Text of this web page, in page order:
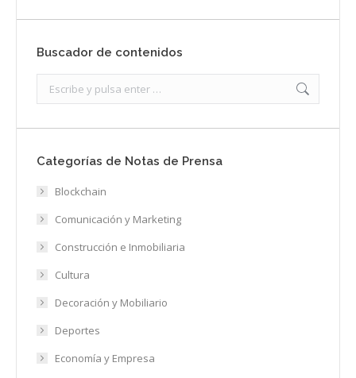
Buscador de contenidos
Categorías de Notas de Prensa
Blockchain
Comunicación y Marketing
Construcción e Inmobiliaria
Cultura
Decoración y Mobiliario
Deportes
Economía y Empresa